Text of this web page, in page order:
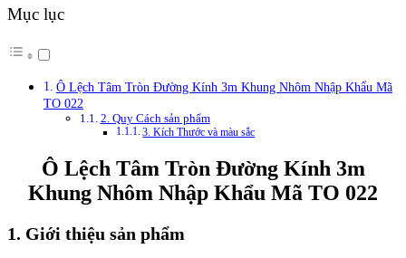
Mục lục
Ô Lệch Tâm Tròn Đường Kính 3m Khung Nhôm Nhập Khẩu Mã
TO 022
2. Quy Cách sản phẩm
3. Kích Thước và màu sắc
Ô Lệch Tâm Tròn Đường Kính 3m
Khung Nhôm Nhập Khẩu Mã TO 022
1. Giới thiệu sản phẩm